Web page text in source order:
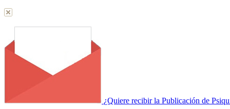
¿Quiere recibir la Publicación de